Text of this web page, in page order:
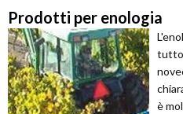
Prodotti per enologia
tutto
è